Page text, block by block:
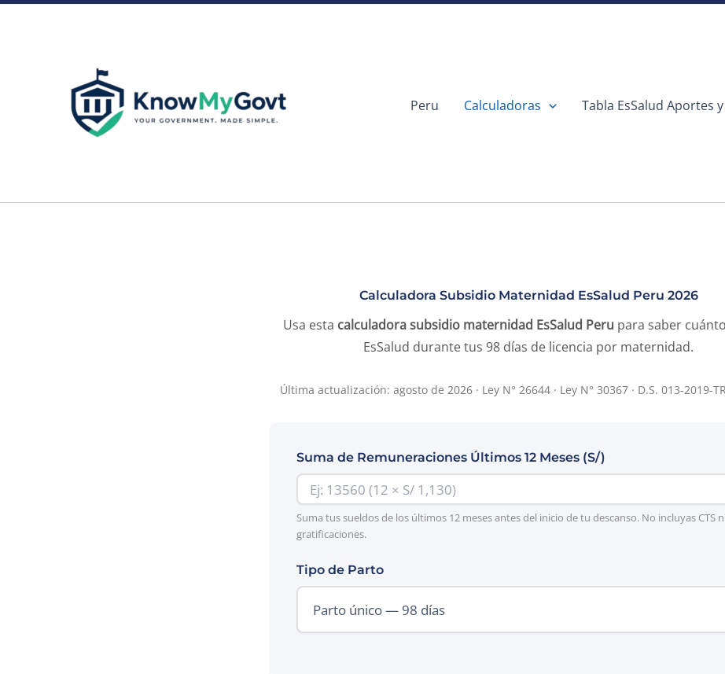
Peru Calculadoras Tabla EsSalud Aportes
Calculadora Subsidio Maternidad EsSalud Peru 2026
Usa esta calculadora subsidio maternidad EsSalud Peru para saber
EsSalud durante tus 98 días de licencia por maternidad.
Última actualización: agosto de 2026 · Ley N° 26644 · Ley N° 30367 · D.S. 013-2019-
Suma de Remuneraciones Últimos 12 Meses (S/)
Suma tus sueldos de los últimos 12 meses antes del inicio de tu descanso. No incluyas CTS ni
gratificaciones.
Tipo de Parto